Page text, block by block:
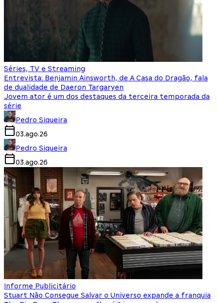
Séries, TV e Streaming
Entrevista: Benjamin Ainsworth, de A Casa do Dragão, fala
de dualidade de Daeron Targaryen
Jovem ator é um dos destaques da terceira temporada da
série
Pedro Siqueira
03.ago.26
Pedro Siqueira
03.ago.26
Informe Publicitário
Stuart Não Consegue Salvar o Universo expande a franquia